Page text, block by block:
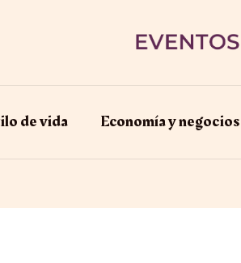
de vida Economía y negocios​